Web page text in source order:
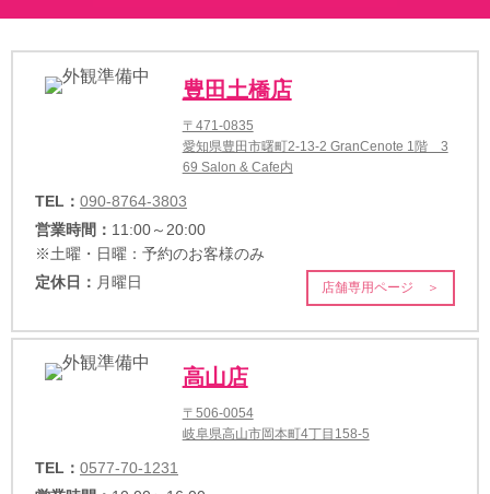
豊田土橋店
〒471-0835
愛知県豊田市曙町2-13-2 GranCenote 1階 3
69 Salon & Cafe内
TEL： 090-8764-3803
営業時間： 11:00～20:00
※土曜・日曜：予約のお客様のみ
定休日： 月曜日 店舗専用ページ ＞
高山店
〒506-0054
岐阜県高山市岡本町4丁目158-5
TEL： 0577-70-1231